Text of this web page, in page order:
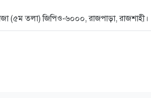
(৫ম তলা) জিপিও-৬০০০, রাজপাড়া, রাজশাহী।